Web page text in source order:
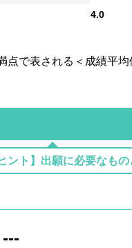
4.0
点で表される＜成績平均
ント】出願に必要なもの
---